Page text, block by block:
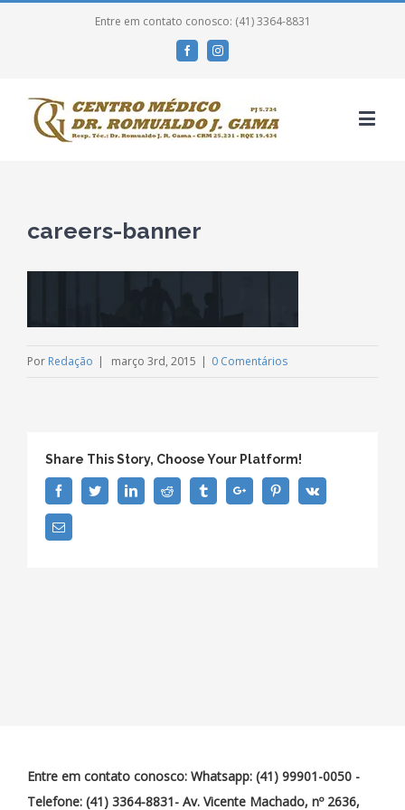
Entre em contato conosco: (41) 3364-8831
FacebookInstagram
careers-banner
Por Redação | março 3rd, 2015 | 0 Comentários
Share This Story, Choose Your Platform!
FacebookTwitterLinkedinReddit TumblrGoogle+ PinterestVk
Email
Entre em contato conosco: Whatsapp: (41) 99901-0050 -
Telefone: (41) 3364-8831- Av. Vicente Machado, nº 2636,